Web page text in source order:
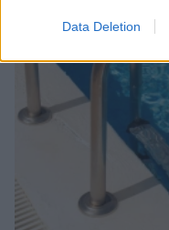
Data Deletion